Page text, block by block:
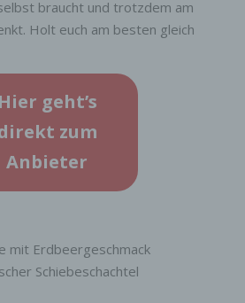
braucht und trotzdem am
Holt euch am besten gleich
Hier geht’s
zum
Anbieter
mit Erdbeergeschmack
Schiebeschachtel